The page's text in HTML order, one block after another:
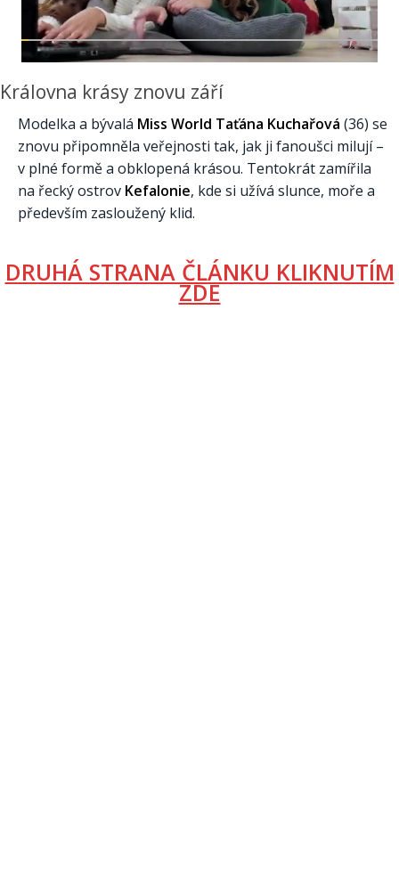
Královna krásy znovu září
Modelka a bývalá Miss World Taťána Kuchařová (36) se
znovu připomněla veřejnosti tak, jak ji fanoušci milují –
v plné formě a obklopená krásou. Tentokrát zamířila
na řecký ostrov Kefalonie, kde si užívá slunce, moře a
především zasloužený klid.
DRUHÁ STRANA ČLÁNKU KLIKNUTÍM
ZDE